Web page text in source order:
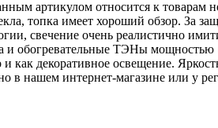
артикулом относится к товарам
топка имеет хороший обзор. За
свечение очень реалистично
и обогревательные ТЭНы
как декоративное освещение.
в нашем интернет-магазине или у